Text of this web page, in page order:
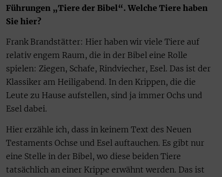
Führungen „Tiere der Bibel“. Welche Tiere haben
Sie hier?
Frank Brandstätter: Hier haben wir viele Tiere auf
relativ engem Raum, die in der Bibel eine Rolle
spielen: Ziegen, Schafe, Rindviecher, Esel. Das ist der
Klassiker am Heiligabend. In den Krippen, die die
Leute zu Hause aufstellen, sind ja immer Ochs und
Esel dabei.
Hier erzähle ich, dass in keinem Text des Neuen
Testaments Ochse und Esel auftauchen. Es gibt nur
eine Stelle in der Bibel, wo diese beiden Tiere
tatsächlich an einer Krippe erwähnt werden. Das ist